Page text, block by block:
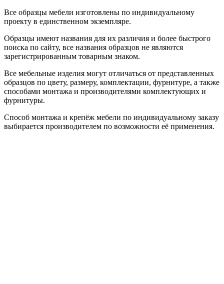
Все образцы мебели изготовлены по индивидуальному
проекту в единственном экземпляре.
Образцы имеют названия для их различия и более быстрого
поиска по сайту, все названия образцов не являются
зарегистрированным товарным знаком.
Все мебельные изделия могут отличаться от представленных
образцов по цвету, размеру, комплектации, фурнитуре, а также
способами монтажа и производителями комплектующих и
фурнитуры.
Способ монтажа и крепёж мебели по индивидуальному заказу
выбирается производителем по возможности её применения.